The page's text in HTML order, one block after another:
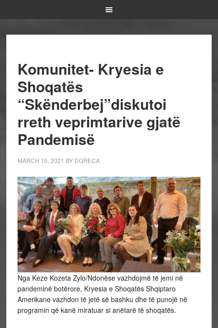
Komunitet- Kryesia e
Shoqatës
“Skënderbej”diskutoi
rreth veprimtarive gjatë
Pandemisë
MARCH 15, 2021 BY DGRECA
Nga Keze Kozeta Zylo/Ndonëse vazhdojmë të jemi në
pandeminë botërore, Kryesia e Shoqatës Shqiptaro
Amerikane vazhdon të jetë së bashku dhe të punojë në
programin që kanë miratuar si anëtarë të shoqatës.